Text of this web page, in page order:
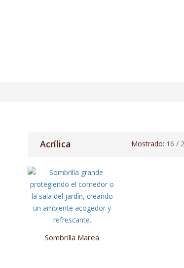
Acrílica Mostrado: 16 /
Sombrilla Marea